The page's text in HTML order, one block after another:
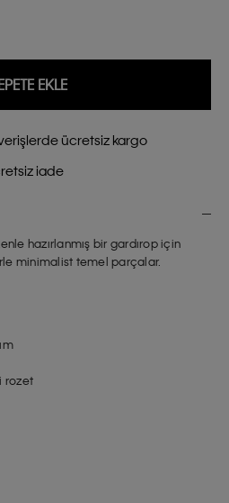
EKLE
ücretsiz kargo
iade
hazırlanmış bir gardırop için
minimalist temel parçalar.
rozet